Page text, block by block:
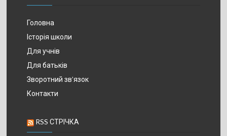
Головна
Історія школи
Для учнів
Для батьків
Зворотний зв’язок
Контакти
RSS СТРІЧКА